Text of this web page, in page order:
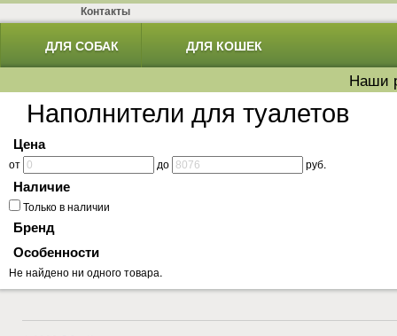
Контакты
ДЛЯ СОБАК ДЛЯ КОШЕК
Наши
Наполнители для туалетов
Цена
от до руб.
Наличие
Только в наличии
Бренд
Особенности
Не найдено ни одного товара.